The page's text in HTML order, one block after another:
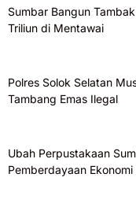
Sumbar Bangun
Triliun di Mentawai
Polres Solok Selatan
Tambang Emas Ilegal
Ubah Perpustakaan
Pemberdayaan